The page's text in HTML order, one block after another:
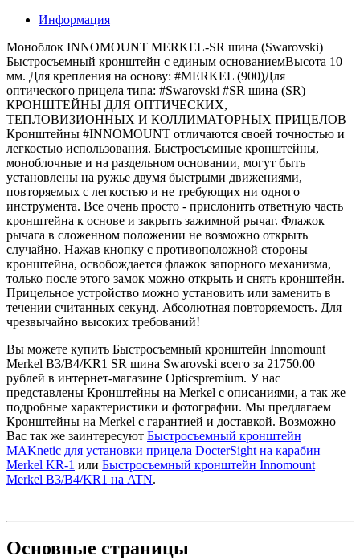
Информация
Моноблок INNOMOUNT MERKEL-SR шина (Swarovski)
Быстросъемный кронштейн с единым основаниемВысота 10
мм. Для крепления на основу: #MERKEL (900)Для
оптического прицела типа: #Swarovski #SR шина (SR)
КРОНШТЕЙНЫ ДЛЯ ОПТИЧЕСКИХ,
ТЕПЛОВИЗИОННЫХ И КОЛЛИМАТОРНЫХ ПРИЦЕЛОВ
Кронштейны #INNOMOUNT отличаются своей точностью и
легкостью использования. Быстросъемные кронштейны,
моноблочные и на раздельном основании, могут быть
установлены на ружье двумя быстрыми движениями,
повторяемых с легкостью и не требующих ни одного
инструмента. Все очень просто - прислонить ответную часть
кронштейна к основе и закрыть зажимной рычаг. Флажок
рычага в сложенном положении не возможно открыть
случайно. Нажав кнопку с противоположной стороны
кронштейна, освобождается флажок запорного механизма,
только после этого замок можно открыть и снять кронштейн.
Прицельное устройство можно установить или заменить в
течении считанных секунд. Абсолютная повторяемость. Для
чрезвычайно высоких требований!
Вы можете купить Быстросъемный кронштейн Innomount
Merkel B3/B4/KR1 SR шина Swarovski всего за 21750.00
рублей в интернет-магазине Opticspremium. У нас
представлены Кронштейны на Merkel с описаниями, а так же
подробные характеристики и фотографии. Мы предлагаем
Кронштейны на Merkel с гарантией и доставкой. Возможно
Вас так же заинтересуют Быстросъемный кронштейн
MAKnetic для установки прицела DocterSight на карабин
Merkel KR-1 или Быстросъемный кронштейн Innomount
Merkel B3/B4/KR1 на ATN.
Основные страницы